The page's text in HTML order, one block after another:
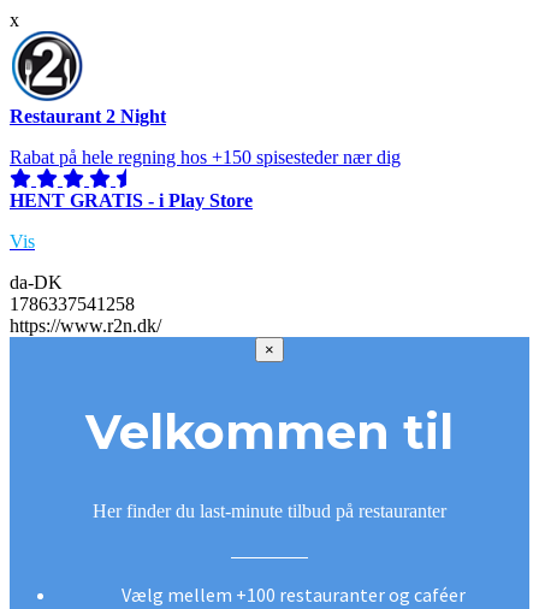
x
Restaurant 2 Night
Rabat på hele regning hos +150 spisesteder nær dig
HENT GRATIS - i Play Store
Vis
da-DK
1786337541258
https://www.r2n.dk/
×
Velkommen til
Her finder du last-minute tilbud på restauranter
Vælg mellem +100 restauranter og caféer